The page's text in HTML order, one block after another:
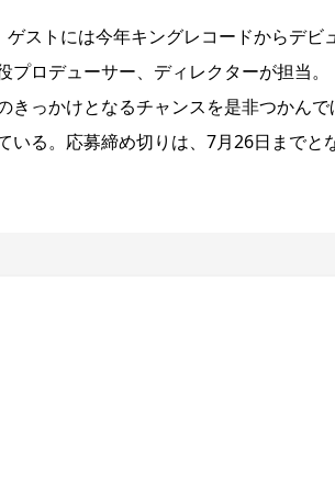
ストには今年キングレコードからデビ
プロデューサー、ディレクターが担当。
きっかけとなるチャンスを是非つかんで
いる。応募締め切りは、7月26日までと